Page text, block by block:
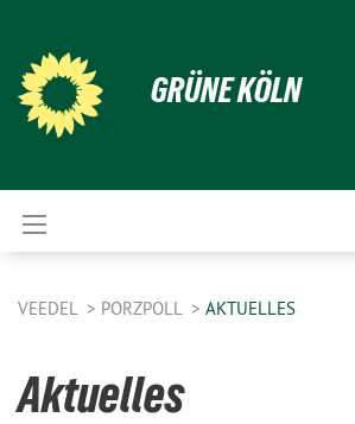
GRÜNE KÖLN
VEEDEL PORZPOLL AKTUELLES
Aktuelles